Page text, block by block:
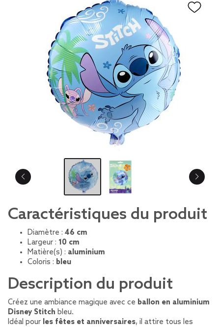
Caractéristiques du produit
Diamètre : 46 cm
Largeur : 10 cm
Matière(s) : aluminium
Coloris : bleu
Description du produit
Créez une ambiance magique avec ce ballon en aluminium
Disney Stitch bleu.
Idéal pour les fêtes et anniversaires, il attire tous les